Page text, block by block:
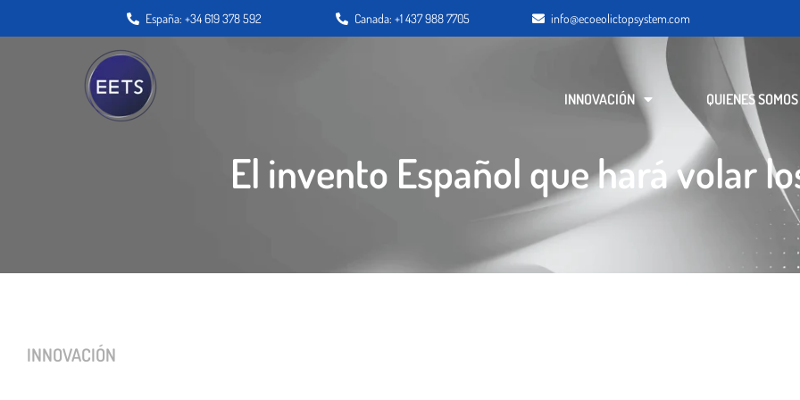
España: +34 619 378 592 Canada: +1 437 988 7705 info@ecoeolictopsystem.com
INNOVACIÓN QUIENES SOMOS
El invento Español que hará volar
INNOVACIÓN